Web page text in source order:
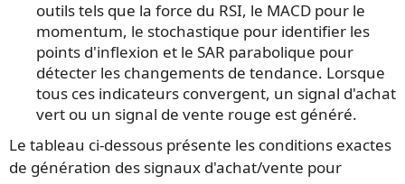
outils tels que la force du RSI, le MACD pour le
momentum, le stochastique pour identifier les
points d'inflexion et le SAR parabolique pour
détecter les changements de tendance. Lorsque
tous ces indicateurs convergent, un signal d'achat
vert ou un signal de vente rouge est généré.
Le tableau ci-dessous présente les conditions exactes
de génération des signaux d'achat/vente pour